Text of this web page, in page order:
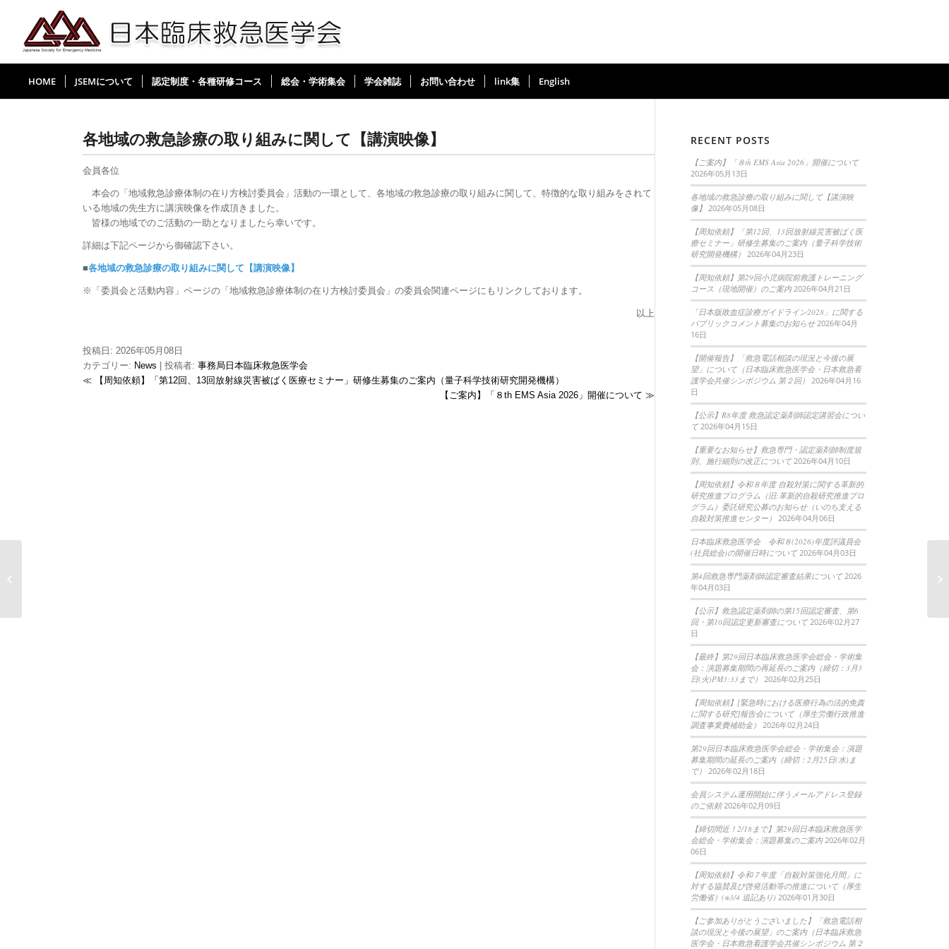
HOME JSEMについて 認定制度・各種研修コース 総会・学術集会 学会雑誌 お問い合わせ link集 English
各地域の救急診療の取り組みに関して【講演映像】
会員各位
本会の「地域救急診療体制の在り方検討委員会」活動の一環として、各地域の救急診療の取り組みに関して、特徴的な取り組みをされて
いる地域の先生方に講演映像を作成頂きました。
皆様の地域でのご活動の一助となりましたら幸いです。
詳細は下記ページから御確認下さい。
■各地域の救急診療の取り組みに関して【講演映像】
※「委員会と活動内容」ページの 「地域救急診療体制の在り方検討委員会」の委員会関連ページにもリンクしております。
以上
投稿日: 2026年05月08日
カテゴリー: News | 投稿者: 事務局日本臨床救急医学会
≪ 【周知依頼】「第12回、13回放射線災害被ばく医療セミナー」研修生募集のご案内（量子科学技術研究開発機構）
【ご案内】「８th EMS Asia 2026」開催について ≫
RECENT POSTS
【ご案内】「８th EMS Asia 2026」開催について
2026年05月13日
各地域の救急診療の取り組みに関して【講演映
像】 2026年05月08日
【周知依頼】「第12回、13回放射線災害被ばく医
療セミナー」研修生募集のご案内（量子科学技術
研究開発機構）
2026年04月23日
【周知依頼】第29回小児病院前救護トレーニング
コース（現地開催）のご案内 2026年04月21日
「日本版敗血症診療ガイドライン2028」に関する
パブリックコメント募集のお知らせ 2026年04月
16日
【開催報告】「救急電話相談の現況と今後の展
望」について（日本臨床救急医学会・日本救急看
護学会共催シンポジウム 第２回）
2026年04月16
日
【公示】R8年度 救急認定薬剤師認定講習会につい
て 2026年04月15日
【重要なお知らせ】救急専門・認定薬剤師制度規
則、施行細則の改正について 2026年04月10日
【周知依頼】令和８年度 自殺対策に関する革新的
研究推進プログラム（旧:革新的自殺研究推進プロ
グラム）委託研究公募のお知らせ（いのち支える
自殺対策推進センター）
2026年04月06日
日本臨床救急医学会 令和８(2026)年度評議員会
(社員総会)の開催日時について 2026年04月03日
第4回救急専門薬剤師認定審査結果について 2026
年04月03日
【公示】救急認定薬剤師の第15回認定審査、第6
回・第10回認定更新審査について 2026年02月27
日
【最終】第29回日本臨床救急医学会総会・学術集
会：演題募集期間の再延長のご案内（締切：3月3
日(火)PM3:33まで）
2026年02月25日
【周知依頼】[緊急時における医療行為の法的免責
に関する研究]報告会について（厚生労働行政推進
調査事業費補助金）
2026年02月24日
第29回日本臨床救急医学会総会・学術集会：演題
募集期間の延長のご案内（締切：2月25日(水)ま
で）
2026年02月18日
会員システム運用開始に伴うメールアドレス登録
のご依頼 2026年02月09日
【締切間近！2/18まで】第29回日本臨床救急医学
会総会・学術集会：演題募集のご案内 2026年02月
06日
【周知依頼】令和７年度「自殺対策強化月間」に
対する協賛及び啓発活動等の推進について（厚生
労働省）(※3/4 追記あり) 2026年01月30日
【ご参加ありがとうございました】「救急電話相
談の現況と今後の展望」のご案内（日本臨床救急
医学会・日本救急看護学会共催シンポジウム 第２